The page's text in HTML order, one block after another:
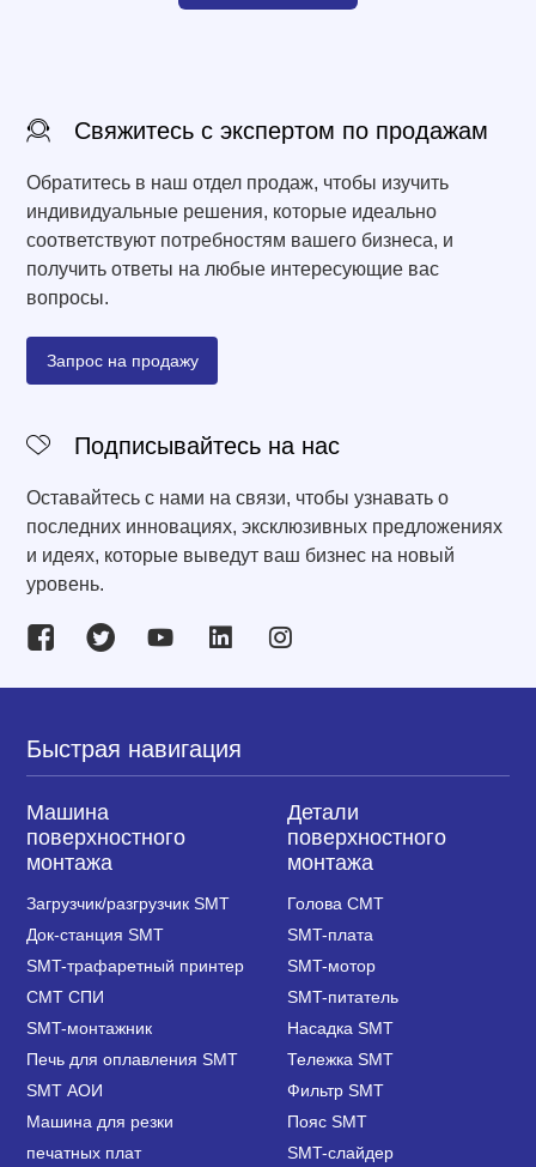
Свяжитесь с экспертом по продажам
Обратитесь в наш отдел продаж, чтобы изучить
индивидуальные решения, которые идеально
соответствуют потребностям вашего бизнеса, и
получить ответы на любые интересующие вас
вопросы.
Запрос на продажу
Подписывайтесь на нас
Оставайтесь с нами на связи, чтобы узнавать о
последних инновациях, эксклюзивных предложениях
и идеях, которые выведут ваш бизнес на новый
уровень.
Быстрая навигация
Машина
поверхностного
монтажа
Загрузчик/разгрузчик SMT
Док-станция SMT
SMT-трафаретный принтер
СМТ СПИ
SMT-монтажник
Печь для оплавления SMT
SMT АОИ
Машина для резки
печатных плат
Детали
поверхностного
монтажа
Голова СМТ
SMT-плата
SMT-мотор
SMT-питатель
Насадка SMT
Тележка SMT
Фильтр SMT
Пояс SMT
SMT-слайдер